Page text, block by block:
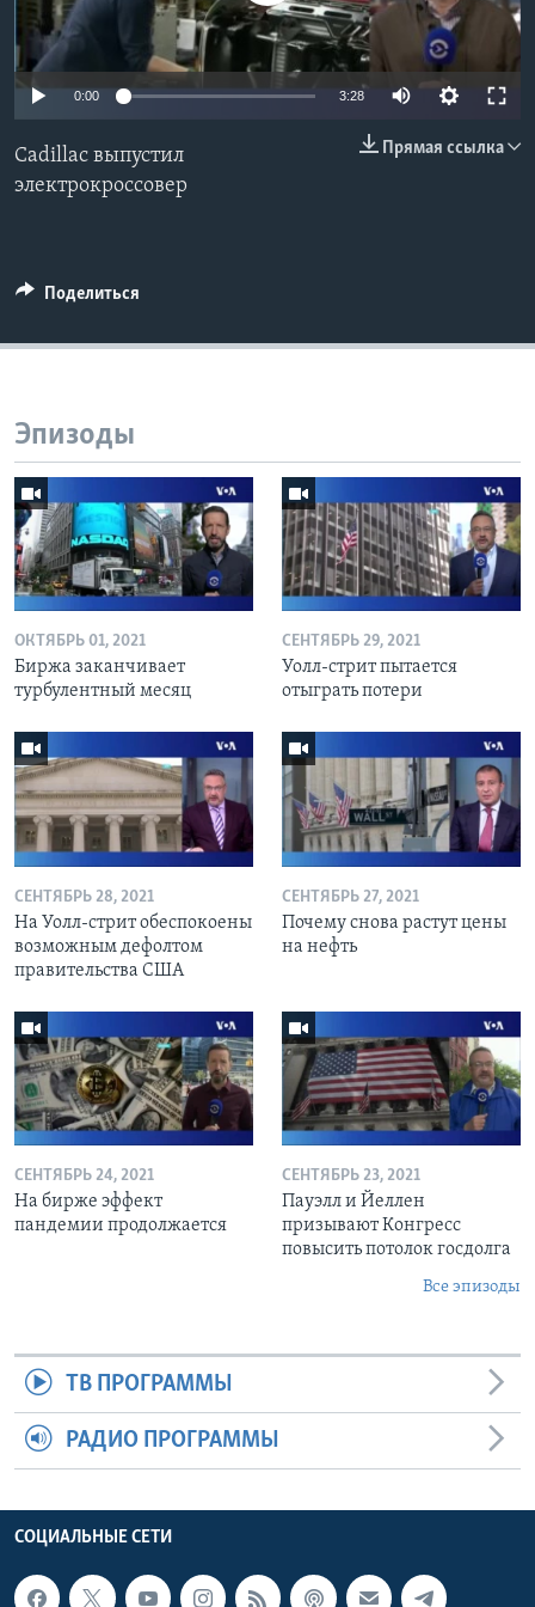
Learning English
СОЦИАЛЬНЫЕ СЕТИ
0:00 3:28
Прямая ссылка
Cadillac выпустил
электрокроссовер
Поделиться
Эпизоды
ОКТЯБРЬ 01, 2021
Биржа заканчивает
турбулентный месяц
СЕНТЯБРЬ 29, 2021
Уолл-стрит пытается
отыграть потери
СЕНТЯБРЬ 28, 2021
На Уолл-стрит обеспокоены
возможным дефолтом
правительства США
СЕНТЯБРЬ 27, 2021
Почему снова растут цены
на нефть
СЕНТЯБРЬ 24, 2021
На бирже эффект
пандемии продолжается
СЕНТЯБРЬ 23, 2021
Пауэлл и Йеллен
призывают Конгресс
повысить потолок госдолга
Все эпизоды
ТВ ПРОГРАММЫ
РАДИО ПРОГРАММЫ
СОЦИАЛЬНЫЕ СЕТИ